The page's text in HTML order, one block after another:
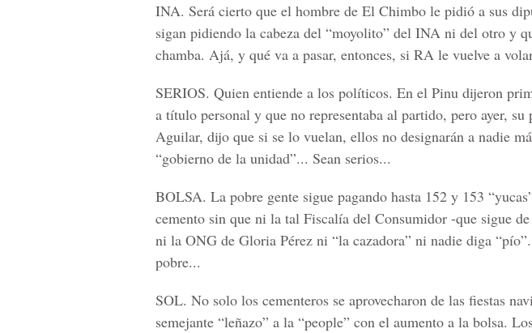
INA. Será cierto que el hombre de El Chimbo le pidió a sus
sigan pidiendo la cabeza del “moyolito” del INA ni del otro y
chamba. Ajá, y qué va a pasar, entonces, si RA le vuelve a
SERIOS. Quien entiende a los políticos. En el Pinu dijeron
a título personal y que no representaba al partido, pero ayer, su
Aguilar, dijo que si se lo vuelan, ellos no designarán a nadie
“gobierno de la unidad”... Sean serios...
BOLSA. La pobre gente sigue pagando hasta 152 y 153
cemento sin que ni la tal Fiscalía del Consumidor -que sigue
ni la ONG de Gloria Pérez ni “la cazadora” ni nadie diga
pobre...
SOL. No solo los cementeros se aprovecharon de las fiestas
semejante “leñazo” a la “people” con el aumento a la bolsa.